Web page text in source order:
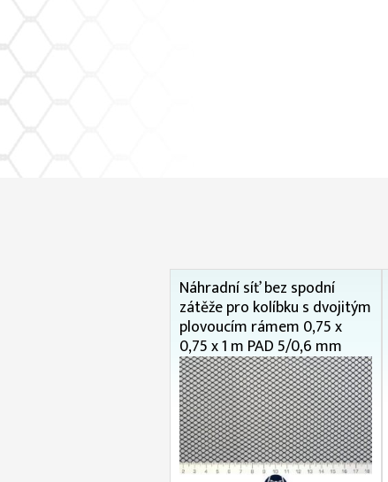
Náhradní síť bez spodní
zátěže pro kolíbku s dvojitým
plovoucím rámem 0,75 x
0,75 x 1 m PAD 5/0,6 mm